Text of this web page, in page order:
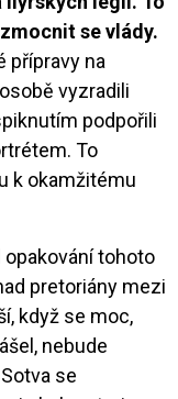
se vlády.
přípravy na
vyzradili
podpořili
To
k okamžitému
tohoto
pretoriány mezi
když se moc,
nebude
se